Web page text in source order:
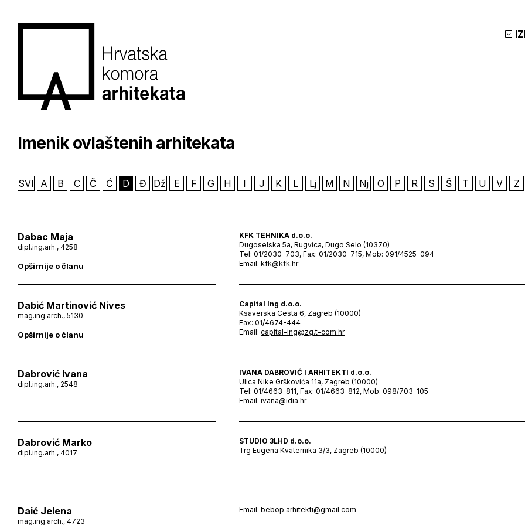
Imenik ovlaštenih arhitekata
SVI A B C Č Ć D Đ Dž E F G H I J K L Lj M N Nj O P R S Š T U V Z
Dabac Maja
dipl.ing.arh., 4258
Opširnije o članu
KFK TEHNIKA d.o.o.
Dugoselska 5a, Rugvica, Dugo Selo (10370)
Tel: 01/2030-703, Fax: 01/2030-715, Mob: 091/4525-094
Email: kfk@kfk.hr
Dabić Martinović Nives
mag.ing.arch., 5130
Opširnije o članu
Capital Ing d.o.o.
Ksaverska Cesta 6, Zagreb (10000)
Fax: 01/4674-444
Email: capital-ing@zg.t-com.hr
Dabrović Ivana
dipl.ing.arh., 2548
IVANA DABROVIĆ I ARHITEKTI d.o.o.
Ulica Nike Grškovića 11a, Zagreb (10000)
Tel: 01/4663-811, Fax: 01/4663-812, Mob: 098/703-105
Email: ivana@idia.hr
Dabrović Marko
dipl.ing.arh., 4017
STUDIO 3LHD d.o.o.
Trg Eugena Kvaternika 3/3, Zagreb (10000)
Daić Jelena
mag.ing.arch., 4723
Email: bebop.arhitekti@gmail.com